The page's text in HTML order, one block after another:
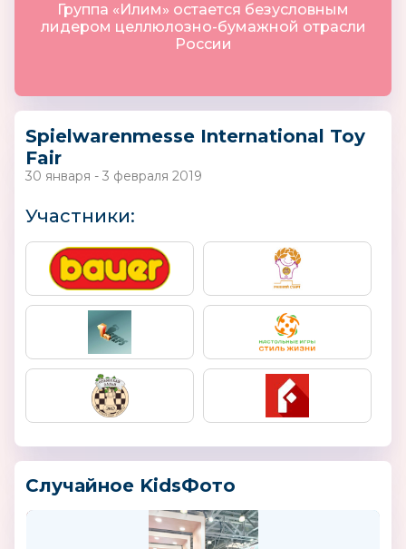
Группа «Илим» остается безусловным
лидером целлюлозно-бумажной отрасли
России
Spielwarenmesse International Toy
Fair
30 января - 3 февраля 2019
Участники:
Случайное KidsФото